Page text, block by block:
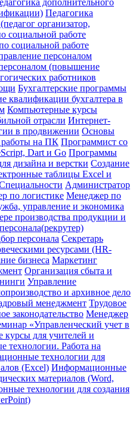
дополнительного
Педагогика
организатор,
социальной работе
социальной работе
персоналом
(повышение
работников
Бухгалтерские программы
квалификации бухгалтера в
Компьютерные курсы
отрасли Интернет-
в продвижении Основы
на ПК Программист со
Dart и Go Программы
дизайна и верстки Создание
таблицы Excel и
Администратор
по логистике Менеджер по
управление и экономика
производства продукции и
персонала Секретарь
ресурсами (HR-
бизнеса Маркетинг
Организация сбыта и
Управление
и архивное дело
менеджмент Трудовое
законодательство Менеджер
«Управленческий учет в
для учителей и
технологии. Работа на
технологии для
(Excel) Информационные
материалов (Word,
технологии для создания